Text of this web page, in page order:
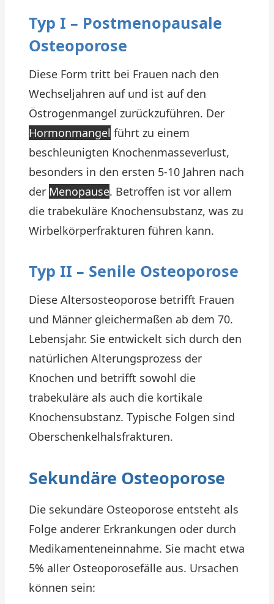
Typ I – Postmenopausale
Osteoporose
Diese Form tritt bei Frauen nach den
Wechseljahren auf und ist auf den
Östrogenmangel zurückzuführen. Der
Hormonmangel führt zu einem
beschleunigten Knochenmasseverlust,
besonders in den ersten 5-10 Jahren nach
der Menopause. Betroffen ist vor allem
die trabekuläre Knochensubstanz, was zu
Wirbelkörperfrakturen führen kann.
Typ II – Senile Osteoporose
Diese Altersosteoporose betrifft Frauen
und Männer gleichermaßen ab dem 70.
Lebensjahr. Sie entwickelt sich durch den
natürlichen Alterungsprozess der
Knochen und betrifft sowohl die
trabekuläre als auch die kortikale
Knochensubstanz. Typische Folgen sind
Oberschenkelhalsfrakturen.
Sekundäre Osteoporose
Die sekundäre Osteoporose entsteht als
Folge anderer Erkrankungen oder durch
Medikamenteneinnahme. Sie macht etwa
5% aller Osteoporosefälle aus. Ursachen
können sein: